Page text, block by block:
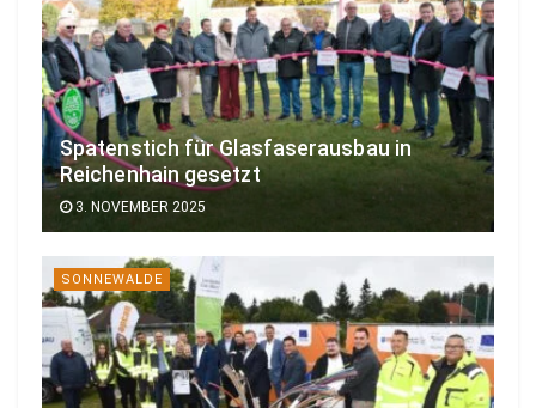
Spatenstich für Glasfaserausbau in
Reichenhain gesetzt
3. NOVEMBER 2025
SONNEWALDE